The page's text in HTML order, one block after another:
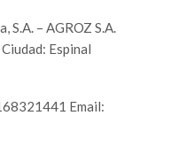
– AGROZ S.A.
Espinal
Email: